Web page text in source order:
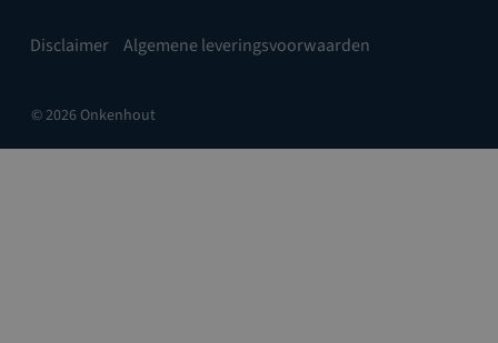
Disclaimer Algemene leveringsvoorwaarden
© 2026 Onkenhout